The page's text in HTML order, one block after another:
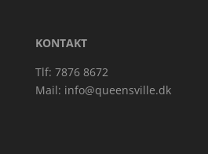
KONTAKT
Tlf: 7876 8672
Mail: info@queensville.dk